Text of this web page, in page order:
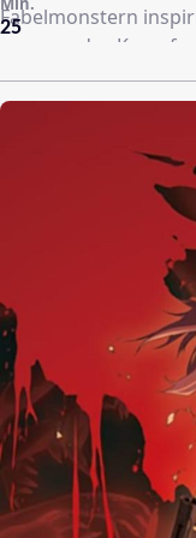
Fabelmonstern
spannendes
gegeneinander
jedoch plötzlich
einen echten,
„Bakugan“
Parallelwelt führt.
25